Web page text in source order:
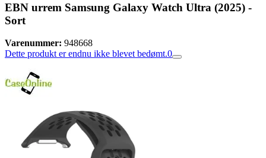
EBN urrem Samsung Galaxy Watch Ultra (2025) -
Sort
Varenummer: 948668
Dette produkt er endnu ikke blevet bedømt.0